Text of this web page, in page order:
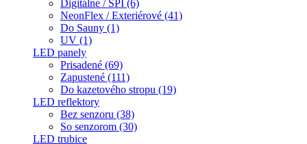
Digitálne / SPI (6)
NeonFlex / Exteriérové (41)
Do Sauny (1)
UV (1)
LED panely
Prisadené (69)
Zapustené (111)
Do kazetového stropu (19)
LED reflektory
Bez senzoru (38)
So senzorom (30)
LED trubice